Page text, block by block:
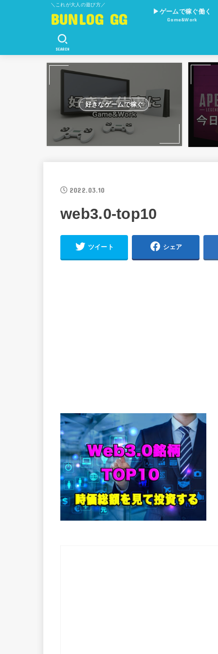
＼これが大人の遊び方／
BUNLOG GG ▶︎ゲームで稼ぐ働く
Game&Work
SEARCH
好きなゲームで稼ぐ
2022.03.10
web3.0-top10
ツイート シェア